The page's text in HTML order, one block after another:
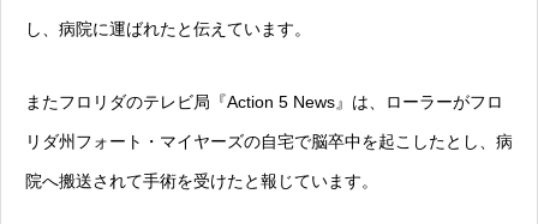
し、病院に運ばれたと伝えています。
またフロリダのテレビ局『Action 5 News』は、ローラーがフロ
リダ州フォート・マイヤーズの自宅で脳卒中を起こしたとし、病
院へ搬送されて手術を受けたと報じています。